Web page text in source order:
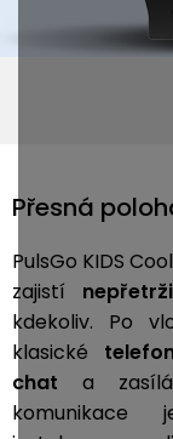
Přesná
PulsGo KIDS
zajistí
kdekoliv. Po
klasické
chat a
komunikace